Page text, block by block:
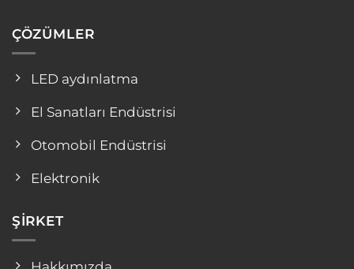
ÇÖZÜMLER
LED aydınlatma
El Sanatları Endüstrisi
Otomobil Endüstrisi
Elektronik
ŞIRKET